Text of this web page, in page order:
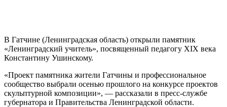
В Гатчине (Ленинградская область) открыли памятник
«Ленинградский учитель», посвященный педагогу XIX века
Константину Ушинскому.
«Проект памятника жители Гатчины и профессиональное
сообщество выбрали осенью прошлого на конкурсе проектов
скульптурной композиции», — рассказали в пресс-службе
губернатора и Правительства Ленинградской области.